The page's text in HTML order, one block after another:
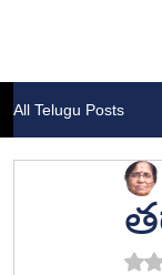
All Telugu Posts